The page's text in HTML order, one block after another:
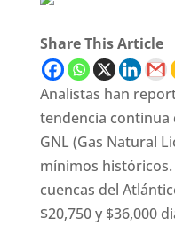
Share This Article
Analistas han
tendencia continua
GNL (Gas Natural
mínimos históricos.
cuencas del
$20,750 y $36,000